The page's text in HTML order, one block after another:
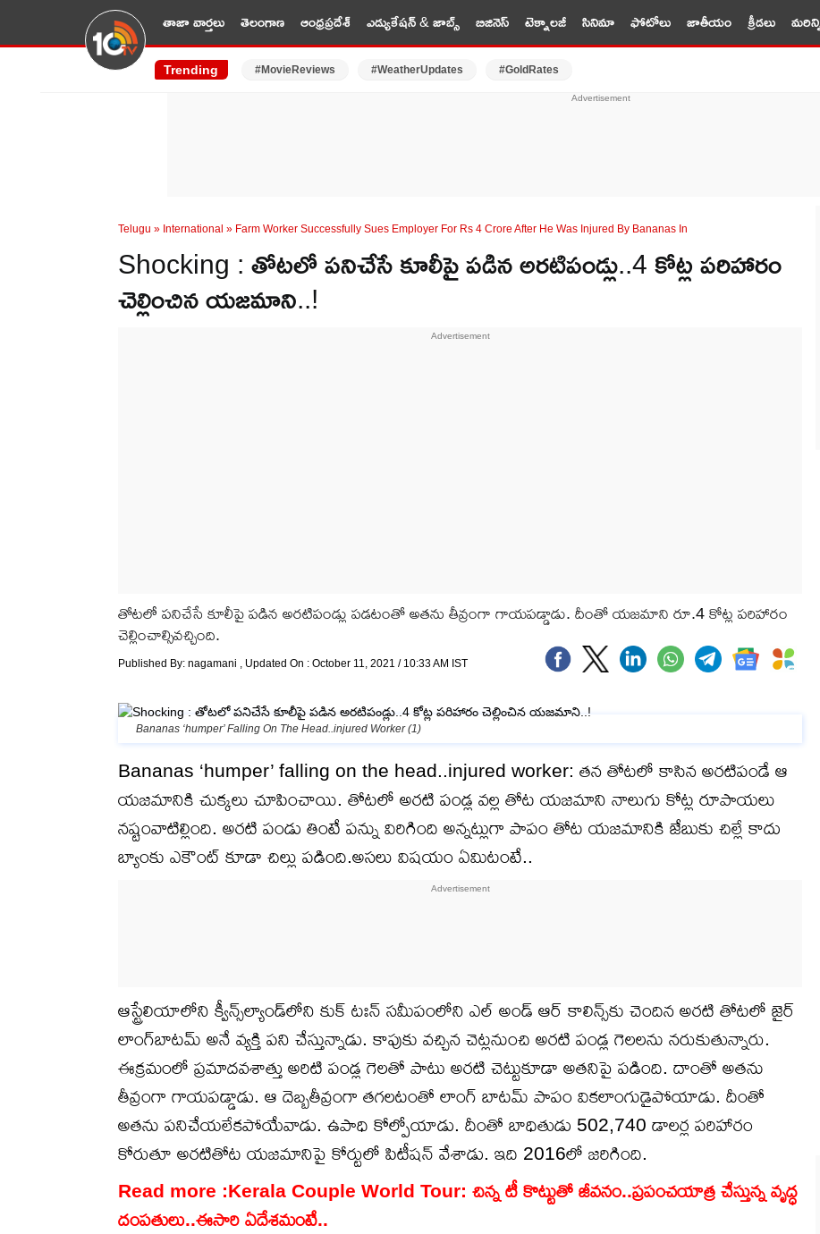
తాజా వార్తలు తెలంగాణ ఆంధ్రప్రదేశ్ ఎడ్యుకేషన్ & జాబ్స్ బిజినెస్ టెక్నాలజీ సినిమా ఫోటోలు జాతీయం క్రీడలు మరిన్ని
Trending #MovieReviews #WeatherUpdates #GoldRates
Telugu » International » Farm Worker Successfully Sues Employer For Rs 4 Crore After He Was Injured By Bananas In
Shocking : తోటలో పనిచేసే కూలీపై పడిన అరటిపండ్లు..4 కోట్ల పరిహారం
చెల్లించిన యజమాని..!
తోటలో పనిచేసే కూలీపై పడిన అరటిపండ్లు పడటంతో అతను తీవ్రంగా గాయపడ్డాడు. దీంతో యజమాని రూ.4 కోట్ల పరిహారం
చెల్లించాల్సివచ్చింది.
Published By: nagamani , Updated On : October 11, 2021 / 10:33 AM IST
Bananas ‘humper’ Falling On The Head..injured Worker (1)
Bananas ‘humper’ falling on the head..injured worker: తన తోటలో కాసిన అరటిపండే ఆ
యజమానికి చుక్కలు చూపించాయి. తోటలో అరటి పండ్ల వల్ల తోట యజమాని నాలుగు కోట్ల రూపాయలు
నష్టంవాటిల్లింది. అరటి పండు తింటే పన్ను విరిగింది అన్నట్లుగా పాపం తోట యజమానికి జేబుకు చిల్లే కాదు
బ్యాంకు ఎకౌంట్ కూడా చిల్లు పడింది.అసలు విషయం ఏమిటంటే..
ఆస్ట్రేలియాలోని క్వీన్స్‌ల్యాండ్‌లోని కుక్ టఃన్ సమీపంలోని ఎల్ అండ్ ఆర్ కాలిన్స్‌కు చెందిన అరటి తోటలో జైర్
లాంగ్‌బాటమ్ అనే వ్యక్తి పని చేస్తున్నాడు. కాపుకు వచ్చిన చెట్లనుంచి అరటి పండ్ల గెలలను నరుకుతున్నారు.
ఈక్రమంలో ప్రమాదవశాత్తు అరిటి పండ్ల గెలతో పాటు అరటి చెట్టుకూడా అతనిపై పడింది. దాంతో అతను
తీవ్రంగా గాయపడ్డాడు. ఆ దెబ్బతీవ్రంగా తగలటంతో లాంగ్ బాటమ్ పాపం వికలాంగుడైపోయాడు. దీంతో
అతను పనిచేయలేకపోయేవాడు. ఉపాధి కోల్పోయాడు. దీంతో బాధితుడు 502,740 డాలర్ల పరిహారం
కోరుతూ అరటితోట యజమానిపై కోర్టులో పిటీషన్ వేశాడు. ఇది 2016లో జరిగింది.
Read more :Kerala Couple World Tour: చిన్న టీ కొట్టుతో జీవనం..ప్రపంచయాత్ర చేస్తున్న వృద్ధ
దంపతులు..ఈసారి ఏదేశమంటే..